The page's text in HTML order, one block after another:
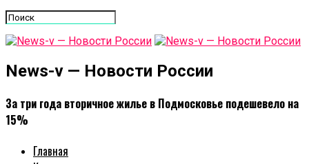
News-v — Новости России
За три года вторичное жилье в Подмосковье подешевело на
15%
Главная